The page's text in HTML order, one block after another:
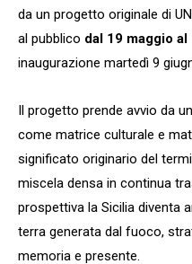
da un progetto originale di
al pubblico dal 19 maggio
inaugurazione martedì 9
Il progetto prende avvio da
come matrice culturale e
significato originario del
miscela densa in continua
prospettiva la Sicilia diventa
terra generata dal fuoco,
memoria e presente.